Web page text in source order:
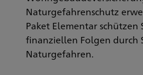
Naturgefahrenschutz
Paket Elementar schützen
finanziellen Folgen durch
Naturgefahren.